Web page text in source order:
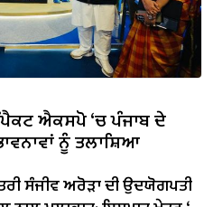
ਐਕਸਪੋ ‘ਚ ਪੰਜਾਬ ਦੇ
ਨੂੰ ਤਲਾਸ਼ਿਆ
ਸੰਜੀਵ ਅਰੋੜਾ ਦੀ ਉਦਯੋਗਪਤੀ